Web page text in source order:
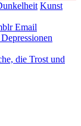
Kunst
Email
die Trost und